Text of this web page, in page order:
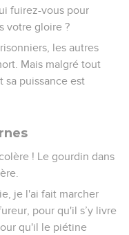
fuirez-vous pour
votre gloire ?
les autres
Mais malgré tout
sa puissance est
! Le gourdin dans
je l'ai fait marcher
pour qu'il s’y livre
qu'il le piétine